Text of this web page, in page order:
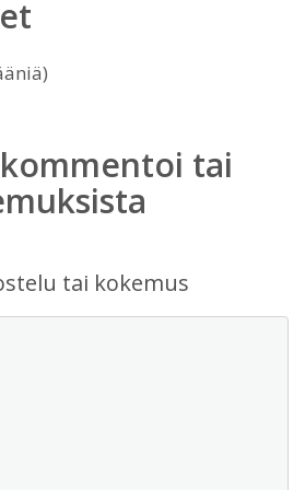
tai
tai kokemus